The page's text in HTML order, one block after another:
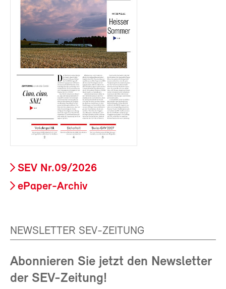
SEV Nr.09/2026
ePaper-Archiv
NEWSLETTER SEV-ZEITUNG
Abonnieren Sie jetzt den Newsletter
der SEV-Zeitung!